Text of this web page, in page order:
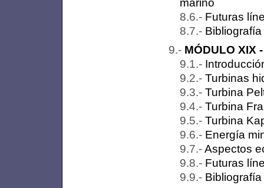
Futuras
MÓDULO XIX
Turbinas
Turbina
Turbina
Turbina
Energía
Aspectos
Futuras